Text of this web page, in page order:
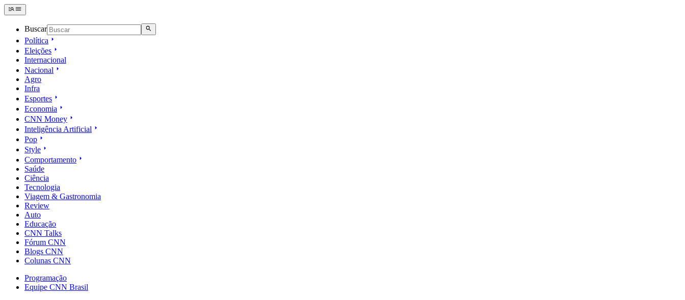
Buscar
Política
Eleições
Internacional
Nacional
Agro
Infra
Esportes
Economia
CNN Money
Inteligência Artificial
Pop
Style
Comportamento
Saúde
Ciência
Tecnologia
Viagem & Gastronomia
Review
Auto
Educação
CNN Talks
Fórum CNN
Blogs CNN
Colunas CNN
Programação
Equipe CNN Brasil